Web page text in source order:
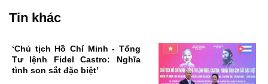
Tin khác
‘Chủ tịch Hồ Chí Minh - Tổng
Tư lệnh Fidel Castro: Nghĩa
tình son sắt đặc biệt’